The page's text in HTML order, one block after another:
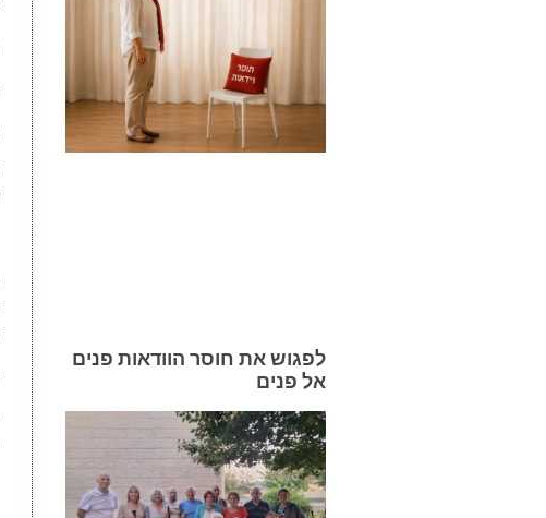
לפגוש את חוסר הוודאות פנים
אל פנים